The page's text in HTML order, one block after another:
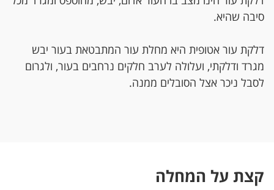
סיבה שהיא.
דלקת עור אטופית היא מחלת עור המתבטאת בעור יבש
מגרד ודלקתי, ועלולה לערב חלקים נרחבים בעור, ולגרום
לסבל ניכר אצל הסובלים ממנה.
קצת על המחלה